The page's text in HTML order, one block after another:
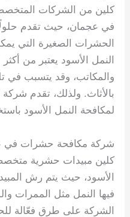
كلين من الشركات
في عجمان، حيث تقدم
الحشرات الصغيرة التي
النمل الأسود يعتبر من
والمكاتب، وقد يتسبب في
بالأثاث. ولذلك، تقدم
لمكافحة النمل الأسود
شركة مكافحة حشرات في
كلين مبيدات حشرية
الأسود، حيث يتم رش
فيها النمل مثل الممرات
الشركة على طرق فعّالة